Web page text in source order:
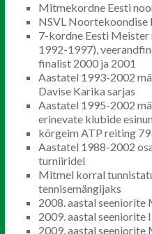
Mitmekordne Eesti
NSVL Noortekoondise
7-kordne Eesti Meister
1992-1997),
finalist 2000 ja 2001
Aastatel 1993-2002
Davise Karika sarjas
Aastatel 1995-2002
erinevate klubide
kõrgeim ATP reiting
Aastatel 1988-2002
turniiridel
Mitmel korral
tennisemängijaks
2008. aastal seeniorite
2009. aastal seeniorite
2009. aastal seeniorite